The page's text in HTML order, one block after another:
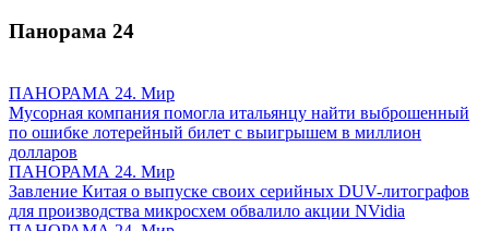
Панорама 24
ПАНОРАМА 24. Мир
Мусорная компания помогла итальянцу найти выброшенный
по ошибке лотерейный билет с выигрышем в миллион
долларов
ПАНОРАМА 24. Мир
Завление Китая о выпуске своих серийных DUV-литографов
для производства микросхем обвалило акции NVidia